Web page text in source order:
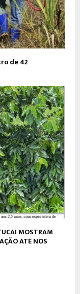
de 42
MOSTRAM
ATÉ NOS